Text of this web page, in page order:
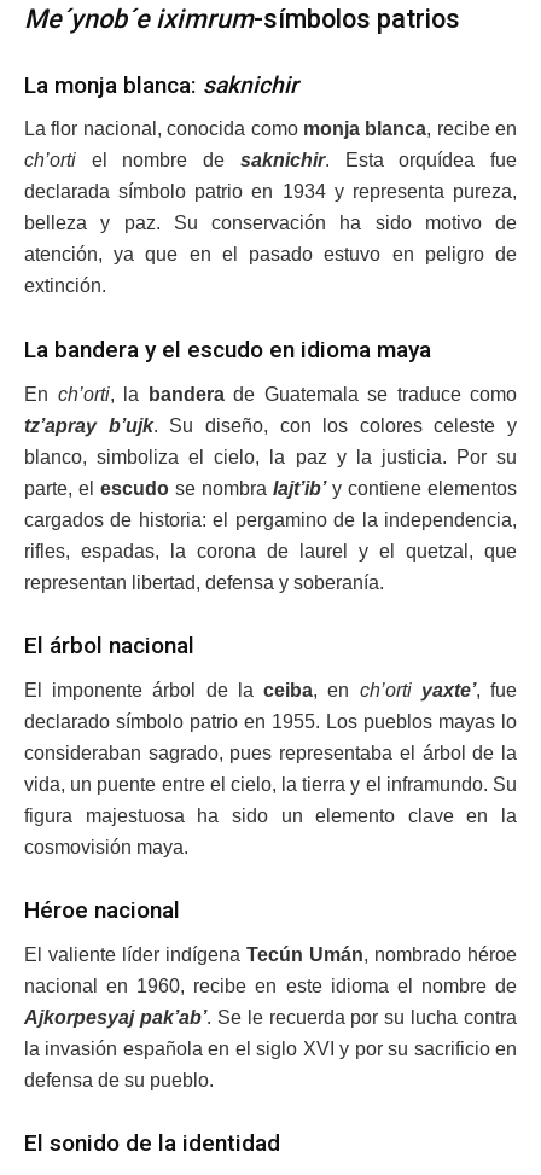
Me´ynob´e iximrum-símbolos patrios
La monja blanca: saknichir
La flor nacional, conocida como monja blanca, recibe en
ch’orti el nombre de saknichir. Esta orquídea fue
declarada símbolo patrio en 1934 y representa pureza,
belleza y paz. Su conservación ha sido motivo de
atención, ya que en el pasado estuvo en peligro de
extinción.
La bandera y el escudo en idioma maya
En ch’orti, la banderade Guatemala se traduce como
tz’apray b’ujk. Su diseño, con los colores celeste y
blanco, simboliza el cielo, la paz y la justicia. Por su
parte, el escudo se nombra lajt’ib’y contiene elementos
cargados de historia: el pergamino de la independencia,
rifles, espadas, la corona de laurel y el quetzal, que
representan libertad, defensa y soberanía.
El árbol nacional
El imponente árbol de laceiba, en ch’orti yaxte’, fue
declarado símbolo patrio en 1955. Los pueblos mayas lo
consideraban sagrado, pues representaba el árbol de la
vida, un puente entre el cielo, la tierra y el inframundo. Su
figura majestuosa ha sido un elemento clave en la
cosmovisión maya.
Héroe nacional
El valiente líder indígena Tecún Umán, nombrado héroe
nacional en 1960, recibe en este idioma el nombre de
Ajkorpesyaj pak’ab’. Se le recuerda por su lucha contra
la invasión española en el siglo XVI y por su sacrificio en
defensa de su pueblo.
El sonido de la identidad